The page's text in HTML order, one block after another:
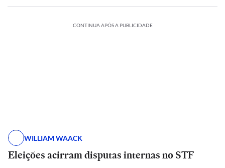
CONTINUA APÓS A PUBLICIDADE
WILLIAM WAACK
Eleições acirram disputas internas no STF